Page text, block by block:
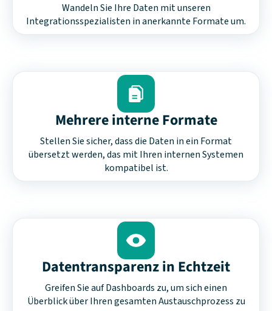
Wandeln Sie Ihre Daten mit unseren
Integrationsspezialisten in anerkannte Formate um.
Mehrere interne Formate
Stellen Sie sicher, dass die Daten in ein Format
übersetzt werden, das mit Ihren internen Systemen
kompatibel ist.
Datentransparenz in Echtzeit
Greifen Sie auf Dashboards zu, um sich einen
Überblick über Ihren gesamten Austauschprozess zu